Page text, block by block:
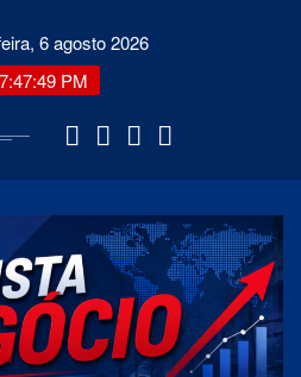
6 agosto 2026
7:47:50 PM